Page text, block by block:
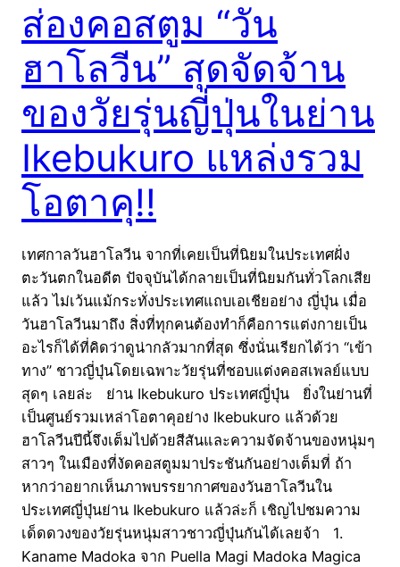
ส่องคอสตูม “วัน
ฮาโลวีน” สุดจัดจ้าน
ของวัยรุ่นญี่ปุ่นในย่าน
Ikebukuro แหล่งรวม
โอตาคุ!!
เทศกาลวันฮาโลวีน จากที่เคยเป็นที่นิยมในประเทศฝั่ง
ตะวันตกในอดีต ปัจจุบันได้กลายเป็นที่นิยมกันทั่วโลกเสีย
แล้ว ไม่เว้นแม้กระทั่งประเทศแถบเอเชียอย่าง ญี่ปุ่น เมื่อ
วันฮาโลวีนมาถึง สิ่งที่ทุกคนต้องทำก็คือการแต่งกายเป็น
อะไรก็ได้ที่คิดว่าดูน่ากลัวมากที่สุด ซึ่งนั่นเรียกได้ว่า “เข้า
ทาง” ชาวญี่ปุ่นโดยเฉพาะวัยรุ่นที่ชอบแต่งคอสเพลย์แบบ
สุดๆ เลยล่ะ ย่าน Ikebukuro ประเทศญี่ปุ่น ยิ่งในย่านที่
เป็นศูนย์รวมเหล่าโอตาคุอย่าง Ikebukuro แล้วด้วย
ฮาโลวีนปีนี้จึงเต็มไปด้วยสีสันและความจัดจ้านของหนุ่มๆ
สาวๆ ในเมืองที่งัดคอสตูมมาประชันกันอย่างเต็มที่ ถ้า
หากว่าอยากเห็นภาพบรรยากาศของวันฮาโลวีนใน
ประเทศญี่ปุ่นย่าน Ikebukuro แล้วล่ะก็ เชิญไปชมความ
เด็ดดวงของวัยรุ่นหนุ่มสาวชาวญี่ปุ่นกันได้เลยจ้า 1.
Kaname Madoka จาก Puella Magi Madoka Magica